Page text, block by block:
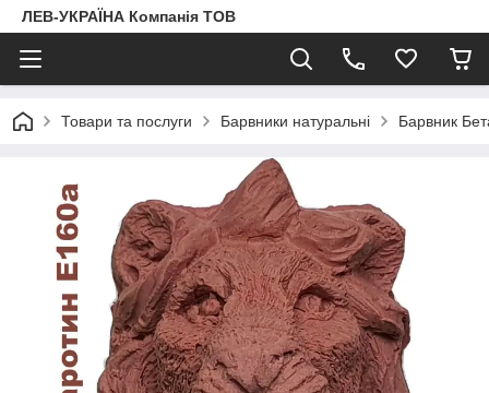
ЛЕВ-УКРАЇНА Компанія ТОВ
Товари та послуги Барвники натуральні Барвник